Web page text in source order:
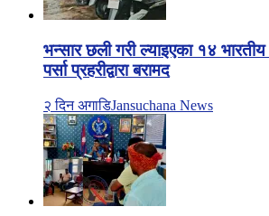
भन्सार छली गरी ल्याइएका १४
पर्सा प्रहरीद्वारा बरामद
२ दिन अगाडिJansuchana News